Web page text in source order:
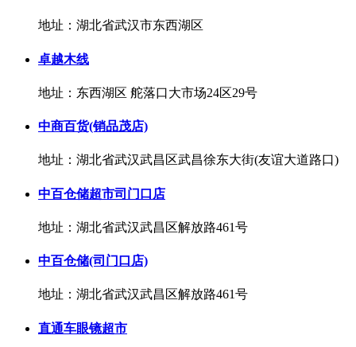
地址：湖北省武汉市东西湖区
卓越木线
地址：东西湖区 舵落口大市场24区29号
中商百货(销品茂店)
地址：湖北省武汉武昌区武昌徐东大街(友谊大道路口)
中百仓储超市司门口店
地址：湖北省武汉武昌区解放路461号
中百仓储(司门口店)
地址：湖北省武汉武昌区解放路461号
直通车眼镜超市